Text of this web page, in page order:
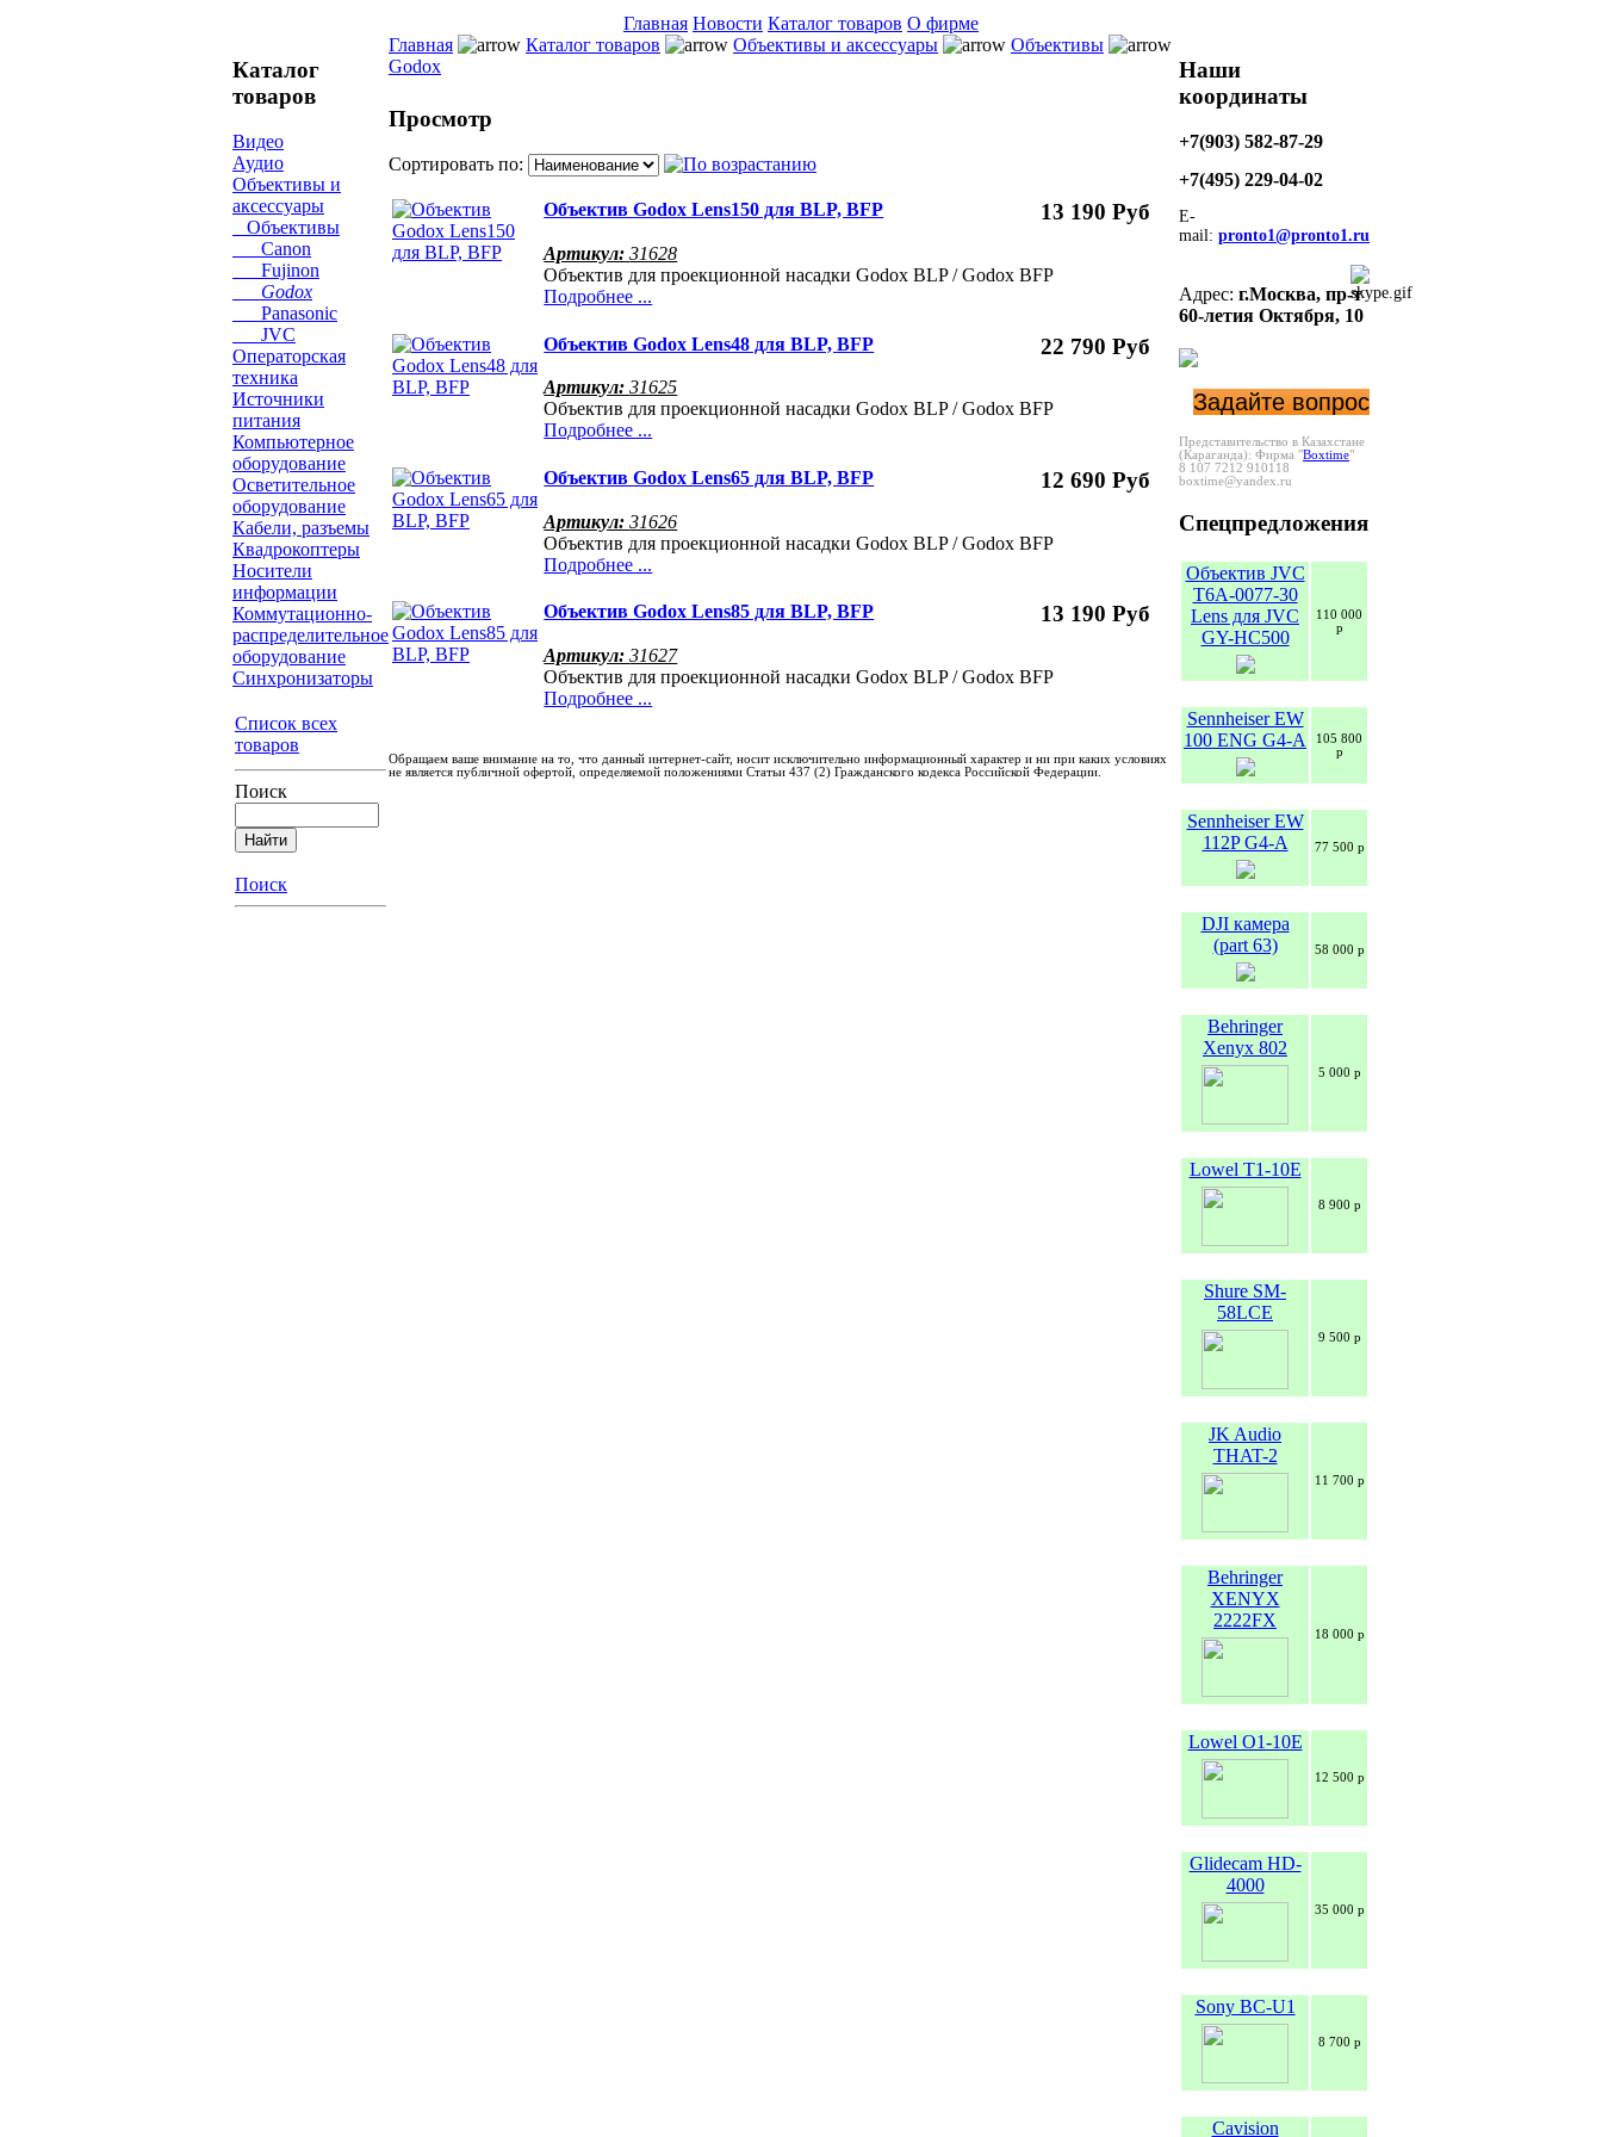
Главная Новости Каталог товаров О фирме
Каталог
товаров
Видео
Аудио
Объективы и
аксессуары
Объективы
Canon
Fujinon
Godox
Panasonic
JVC
Операторская
техника
Источники
питания
Компьютерное
оборудование
Осветительное
оборудование
Кабели, разъемы
Квадрокоптеры
Носители
информации
Коммутационно-
распределительное
оборудование
Синхронизаторы
Список всех
товаров
Поиск
Поиск
Главная Каталог товаров Объективы и аксессуары
Объективы
Godox
Просмотр
Сортировать по:
Объектив Godox Lens150 для BLP, BFP 13 190 Руб
Артикул:31628
Объектив для проекционной насадки Godox BLP / Godox BFP
Подробнее ...
Объектив Godox Lens48 для BLP, BFP 22 790 Руб
Артикул:31625
Объектив для проекционной насадки Godox BLP / Godox BFP
Подробнее ...
Объектив Godox Lens65 для BLP, BFP 12 690 Руб
Артикул:31626
Объектив для проекционной насадки Godox BLP / Godox BFP
Подробнее ...
Объектив Godox Lens85 для BLP, BFP 13 190 Руб
Артикул:31627
Объектив для проекционной насадки Godox BLP / Godox BFP
Подробнее ...
Обращаем ваше внимание на то, что данный интернет-сайт, носит исключительно информационный характер и ни при каких условиях
не является публичной офертой, определяемой положениями Статьи 437 (2) Гражданского кодекса Российской Федерации.
Наши
координаты
+7(903) 582-87-29
+7(495) 229-04-02
E-
mail: pronto1@pronto1.ru
Адрес: г.Москва, пр-т
60-летия Октября, 10
Задайте вопрос
Представительство в Казахстане
(Караганда): Фирма "Boxtime"
8 107 7212 910118
boxtime@yandex.ru
Спецпредложения
Объектив JVC
T6A-0077-30
Lens для JVC
GY-HC500
110 000
р
Sennheiser EW
100 ENG G4-A
105 800
р
Sennheiser EW
112P G4-A
77 500 р
DJI камера
(part 63)
58 000 р
Behringer
Xenyx 802
5 000 р
Lowel T1-10E
8 900 р
Shure SM-
58LCE
9 500 р
JK Audio
THAT-2
11 700 р
Behringer
XENYX
2222FX
18 000 р
Lowel O1-10E
12 500 р
Glidecam HD-
4000
35 000 р
Sony BC-U1
8 700 р
Cavision